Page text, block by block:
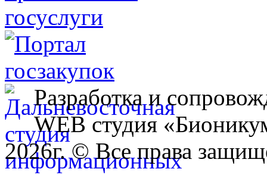
Разработка и
WEB студия
2026г. © Все права